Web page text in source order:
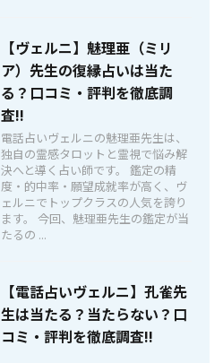
【ヴェルニ】魅理亜（ミリ
ア）先生の復縁占いは当た
る？口コミ・評判を徹底調
査!!
電話占いヴェルニの魅理亜先生は、
独自の霊感タロットと霊視で悩み解
決へと導く占い師です。 鑑定の精
度・的中率・願望成就率が高く、ヴ
ェルニでトップクラスの人気を誇り
ます。 今回、魅理亜先生の鑑定が当
たるの ...
【電話占いヴェルニ】孔雀先
生は当たる？当たらない？口
コミ・評判を徹底調査!!